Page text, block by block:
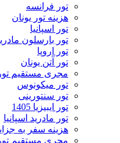
تور فرانسه
هزینه تور یونان
تور اسپانیا
تور بارسلون
تور اروپا
تور آتن یونان
مجری مستقیم
تور میکونوس
تور سنتورینی
تور ایبیزیا 1405
تور مادرید اسپانیا
هزینه سفر به
مجری مستقیم تور